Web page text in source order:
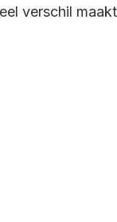
verschil